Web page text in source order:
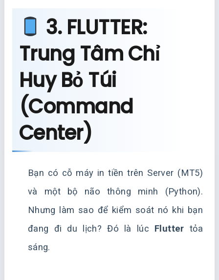
3. FLUTTER:
Trung Tâm Chỉ
Huy Bỏ Túi
(Command
Center)
Bạn có cỗ máy in tiền trên Server (MT5)
và một bộ não thông minh (Python).
Nhưng làm sao để kiểm soát nó khi bạn
đang đi du lịch? Đó là lúc Flutter tỏa
sáng.